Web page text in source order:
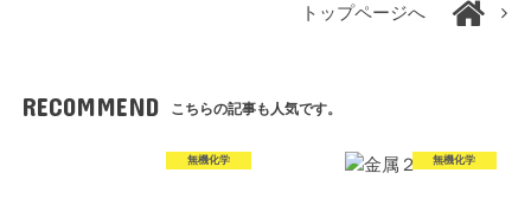
トップページへ
RECOMMEND こちらの記事も人気です。
無機化学 無機化学